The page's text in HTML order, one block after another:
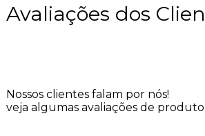
Avaliações dos
Nossos clientes falam por nós!
veja algumas avaliações de